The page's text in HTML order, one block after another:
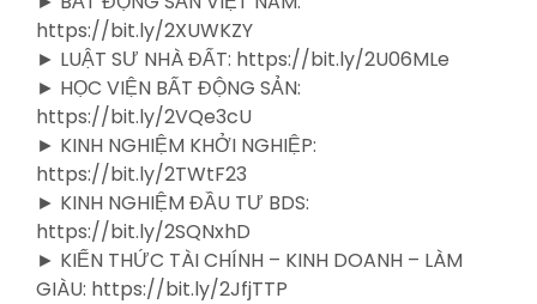
https://bit.ly/2XUWKZY
► LUẬT SƯ NHÀ ĐẤT: https://bit.ly/2U06MLe
► HỌC VIỆN BẤT ĐỘNG SẢN:
https://bit.ly/2VQe3cU
► KINH NGHIỆM KHỞI NGHIỆP:
https://bit.ly/2TWtF23
► KINH NGHIỆM ĐẦU TƯ BDS:
https://bit.ly/2SQNxhD
► KIẾN THỨC TÀI CHÍNH – KINH DOANH – LÀM
GIÀU: https://bit.ly/2JfjTTP